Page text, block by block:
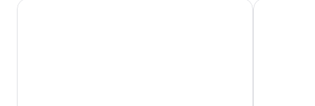
Courtyard By Marriott Bali Seminyak Resort The